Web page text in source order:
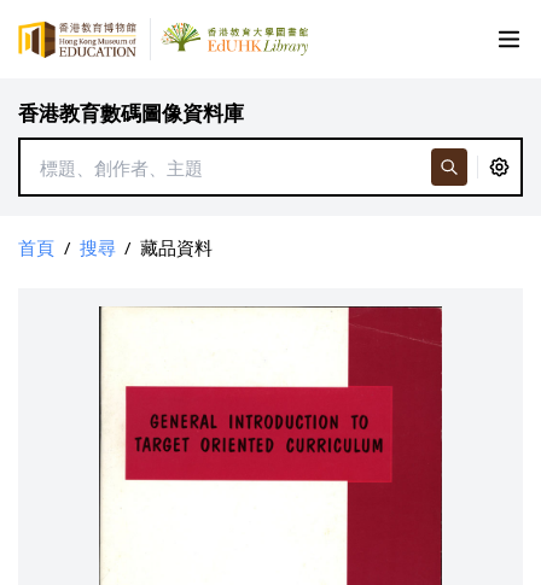
香港教育數碼圖像資料庫
首頁 / 搜尋 / 藏品資料